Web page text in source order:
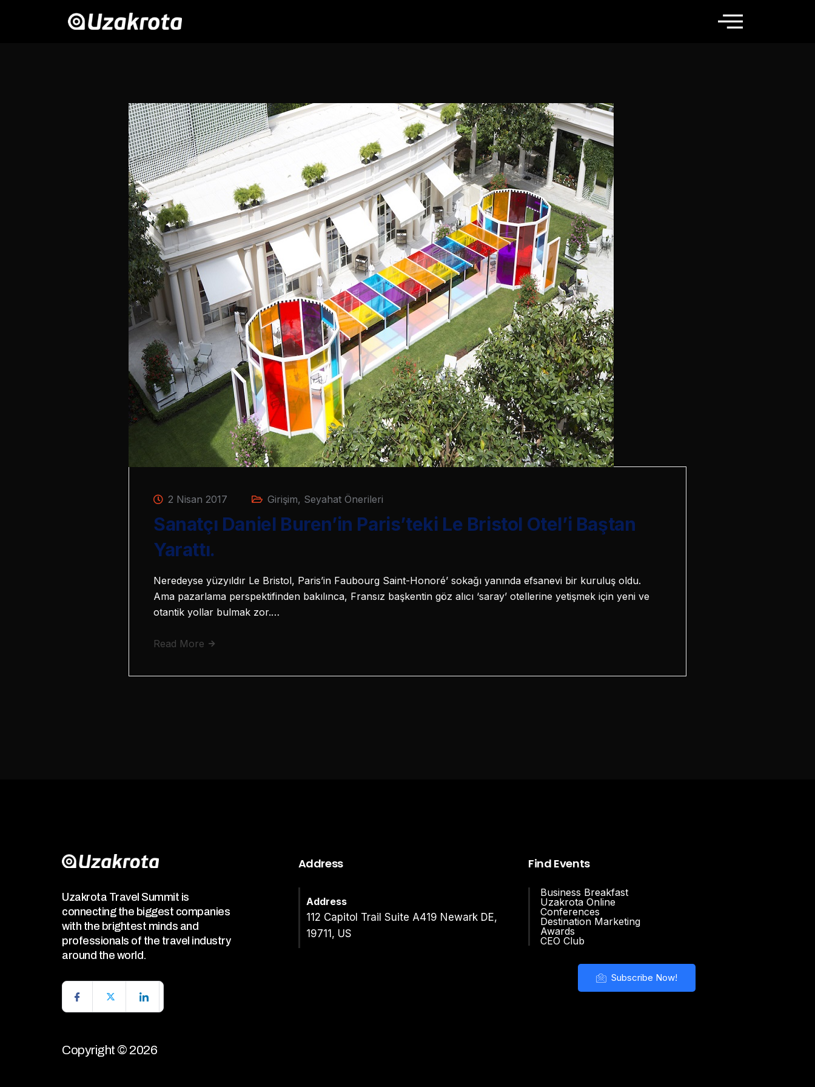
2 Nisan 2017 Girişim, Seyahat Önerileri
Sanatçı Daniel Buren’in Paris’teki Le Bristol Otel’i Baştan
Yarattı.
Neredeyse yüzyıldır Le Bristol, Paris’in Faubourg Saint-Honoré’ sokağı yanında efsanevi bir kuruluş oldu.
Ama pazarlama perspektifinden bakılınca, Fransız başkentin göz alıcı ‘saray’ otellerine yetişmek için yeni ve
otantik yollar bulmak zor.…
Read More
Uzakrota Travel Summit is
connecting the biggest companies
with the brightest minds and
professionals of the travel industry
around the world.
Copyright © 2026
Address
Address
112 Capitol Trail Suite A419 Newark DE,
19711, US
Find Events
Business Breakfast
Uzakrota Online
Conferences
Destination Marketing
Awards
CEO Club
Subscribe Now!